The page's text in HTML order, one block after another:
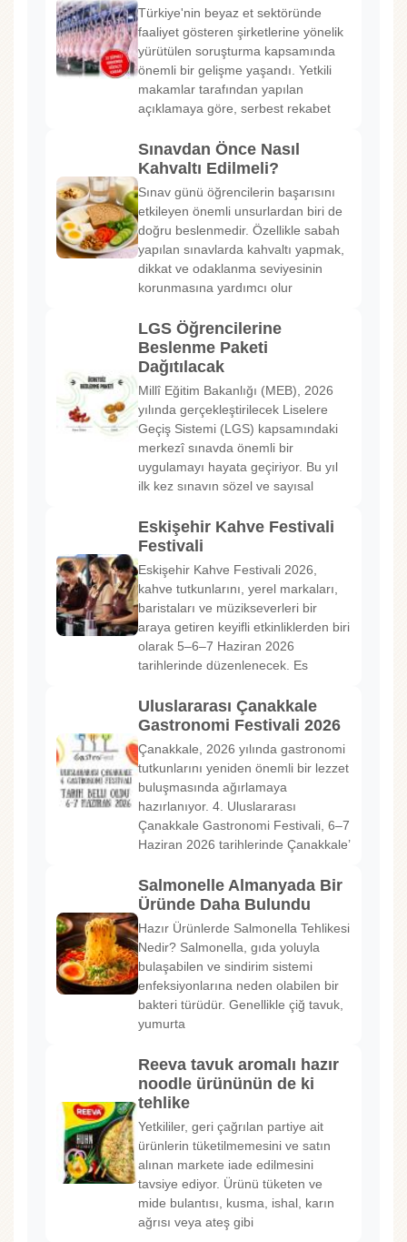
Türkiye'nin beyaz et sektöründe
faaliyet gösteren şirketlerine yönelik
yürütülen soruşturma kapsamında
önemli bir gelişme yaşandı. Yetkili
makamlar tarafından yapılan
açıklamaya göre, serbest rekabet
Sınavdan Önce Nasıl
Kahvaltı Edilmeli?
Sınav günü öğrencilerin başarısını
etkileyen önemli unsurlardan biri de
doğru beslenmedir. Özellikle sabah
yapılan sınavlarda kahvaltı yapmak,
dikkat ve odaklanma seviyesinin
korunmasına yardımcı olur
LGS Öğrencilerine
Beslenme Paketi
Dağıtılacak
Millî Eğitim Bakanlığı (MEB), 2026
yılında gerçekleştirilecek Liselere
Geçiş Sistemi (LGS) kapsamındaki
merkezî sınavda önemli bir
uygulamayı hayata geçiriyor. Bu yıl
ilk kez sınavın sözel ve sayısal
Eskişehir Kahve Festivali
Festivali
Eskişehir Kahve Festivali 2026,
kahve tutkunlarını, yerel markaları,
baristaları ve müzikseverleri bir
araya getiren keyifli etkinliklerden biri
olarak 5–6–7 Haziran 2026
tarihlerinde düzenlenecek. Es
Uluslararası Çanakkale
Gastronomi Festivali 2026
Çanakkale, 2026 yılında gastronomi
tutkunlarını yeniden önemli bir lezzet
buluşmasında ağırlamaya
hazırlanıyor. 4. Uluslararası
Çanakkale Gastronomi Festivali, 6–7
Haziran 2026 tarihlerinde Çanakkale’
Salmonelle Almanyada Bir
Üründe Daha Bulundu
Hazır Ürünlerde Salmonella Tehlikesi
Nedir? Salmonella, gıda yoluyla
bulaşabilen ve sindirim sistemi
enfeksiyonlarına neden olabilen bir
bakteri türüdür. Genellikle çiğ tavuk,
yumurta
Reeva tavuk aromalı hazır
noodle ürününün de ki
tehlike
Yetkililer, geri çağrılan partiye ait
ürünlerin tüketilmemesini ve satın
alınan markete iade edilmesini
tavsiye ediyor. Ürünü tüketen ve
mide bulantısı, kusma, ishal, karın
ağrısı veya ateş gibi